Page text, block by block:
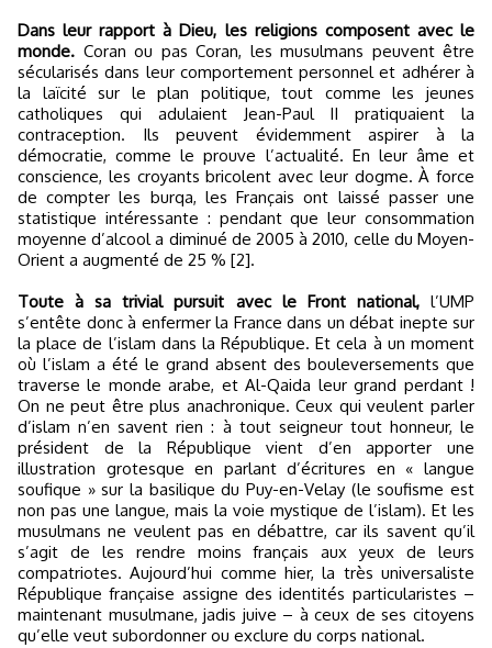
Dans leur rapport à Dieu, les religions composent avec le
monde. Coran ou pas Coran, les musulmans peuvent être
sécularisés dans leur comportement personnel et adhérer à
la laïcité sur le plan politique, tout comme les jeunes
catholiques qui adulaient Jean-Paul II pratiquaient la
contraception. Ils peuvent évidemment aspirer à la
démocratie, comme le prouve l’actualité. En leur âme et
conscience, les croyants bricolent avec leur dogme. À force
de compter les burqa, les Français ont laissé passer une
statistique intéressante : pendant que leur consommation
moyenne d’alcool a diminué de 2005 à 2010, celle du Moyen-
Orient a augmenté de 25 % [2].
Toute à sa trivial pursuit avec le Front national, l’UMP
s’entête donc à enfermer la France dans un débat inepte sur
la place de l’islam dans la République. Et cela à un moment
où l’islam a été le grand absent des bouleversements que
traverse le monde arabe, et Al-Qaida leur grand perdant !
On ne peut être plus anachronique. Ceux qui veulent parler
d’islam n’en savent rien : à tout seigneur tout honneur, le
président de la République vient d’en apporter une
illustration grotesque en parlant d’écritures en « langue
soufique » sur la basilique du Puy-en-Velay (le soufisme est
non pas une langue, mais la voie mystique de l’islam). Et les
musulmans ne veulent pas en débattre, car ils savent qu’il
s’agit de les rendre moins français aux yeux de leurs
compatriotes. Aujourd’hui comme hier, la très universaliste
République française assigne des identités particularistes –
maintenant musulmane, jadis juive – à ceux de ses citoyens
qu’elle veut subordonner ou exclure du corps national.